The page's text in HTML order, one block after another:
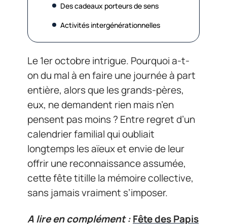
Des cadeaux porteurs de sens
Activités intergénérationnelles
Le 1er octobre intrigue. Pourquoi a-t-
on du mal à en faire une journée à part
entière, alors que les grands-pères,
eux, ne demandent rien mais n’en
pensent pas moins ? Entre regret d’un
calendrier familial qui oubliait
longtemps les aïeux et envie de leur
offrir une reconnaissance assumée,
cette fête titille la mémoire collective,
sans jamais vraiment s’imposer.
A lire en complément :Fête des Papis